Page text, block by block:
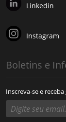
Linkedin
Instagram
Boletins e
Inscreva-se e